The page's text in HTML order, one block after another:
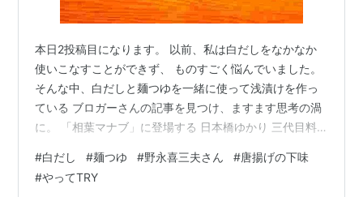
本日2投稿目になります。 以前、私は白だしをなかなか
使いこなすことができず、 ものすごく悩んでいました。
そんな中、白だしと麺つゆを一緒に使って浅漬けを作っ
ている ブロガーさんの記事を見つけ、ますます思考の渦
に。 「相葉マナブ」に登場する 日本橋ゆかり 三代目料
論に達しました。 白だしと麺つゆと両方使う場合という
のは ・食材の下味は白だしで付け、仕上げに麺つゆを使
#白だし #麺つゆ #野永喜三夫さん #唐揚げの下味
#やってTRY